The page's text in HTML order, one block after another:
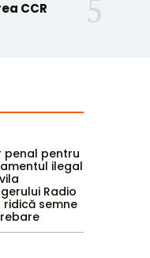
CCR
penal pentru
ilegal
Radio
ridică semne